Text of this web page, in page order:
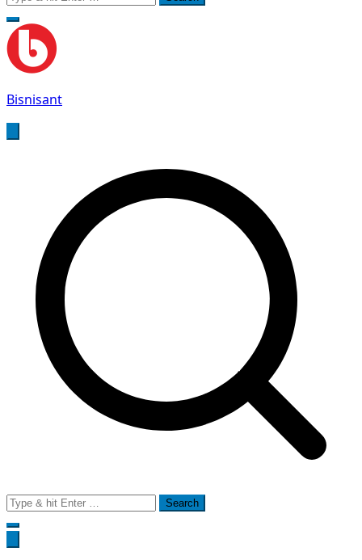
for:
Bisnisant
Jasa Terkait Teknologi Informasi Berpengalaman
Search
for: